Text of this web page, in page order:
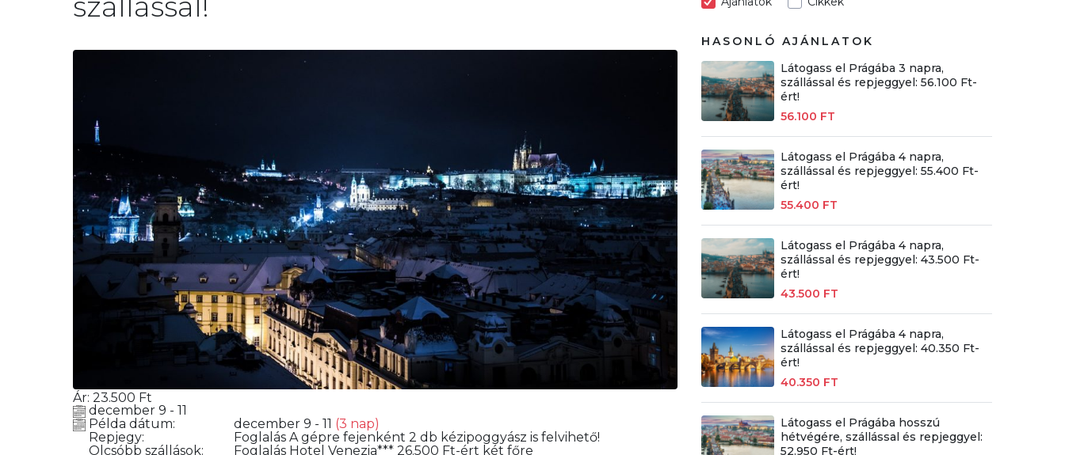
Ár: 23.500 Ft
december 9 - 11
Példa dátum:
december 9 - 11 (3 nap)
Repjegy:
Foglalás A gépre fejenként 2 db kézipoggyász is felvihető!
Olcsóbb szállások:
Foglalás Hotel Venezia*** 26.500 Ft-ért két főre
HASONLÓ AJÁNLATOK
Látogass el Prágába 3 napra,
szállással és repjeggyel: 56.100 Ft-
ért!
56.100 FT
Látogass el Prágába 4 napra,
szállással és repjeggyel: 55.400 Ft-
ért!
55.400 FT
Látogass el Prágába 4 napra,
szállással és repjeggyel: 43.500 Ft-
ért!
43.500 FT
Látogass el Prágába 4 napra,
szállással és repjeggyel: 40.350 Ft-
ért!
40.350 FT
Látogass el Prágába hosszú
hétvégére, szállással és repjeggyel:
52.950 Ft-ért!